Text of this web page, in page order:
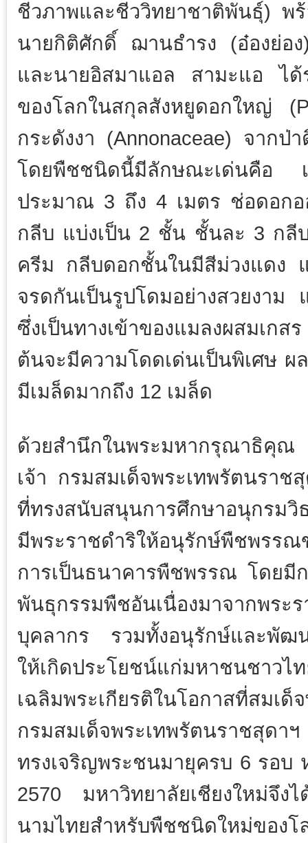
ชีวภาพและชีววิทยาชาติพันธุ์) พ
นายกิติศักดิ์ ฌานธำรง (อ๋องย่อ
และนายอิสมาแอล สามะแอ ไ
ของโลกในสกุลสังหยูดอกใหญ่
กระดังงา (Annonaceae) จากป่
โดยพืชชนิดนี้มีลักษณะเด่นคือ
ประมาณ 3 ถึง 4 เมตร ช่อดอก
กลีบ แบ่งเป็น 2 ชั้น ชั้นละ 3 กลี
ครีม กลีบดอกชั้นในมีสีม่วงแดง
จรดกันเป็นรูปโดมอย่างสวยงาม
ซึ่งเป็นทางเข้าของแมลงผสมเก
ต้นจะมีความโดดเด่นเป็นพิเศษ ผ
มีเมล็ดมากถึง 12 เมล็ด
ด้วยสำนึกในพระมหากรุณาธิคุณ
เจ้า กรมสมเด็จพระเทพรัตนราช
ที่ทรงสนับสนุนการศึกษาอนุกรม
มีพระราชดำริให้อนุรักษ์พืชพรรณ
การเป็นธนาคารพืชพรรณ โดยมี
พันธุกรรมพืชอันเนื่องมาจากพ
บุคลากร รวมทั้งอนุรักษ์และพัฒ
ให้เกิดประโยชน์แก่มหาชนชาว
เฉลิมพระเกียรติในโอกาสที่สมเด็
กรมสมเด็จพระเทพรัตนราชสุด
ทรงเจริญพระชนมายุครบ 6 รอบ
2570 มหาวิทยาลัยเชียงใหม่จึง
นามไทยสำหรับพืชชนิดใหม่ของ